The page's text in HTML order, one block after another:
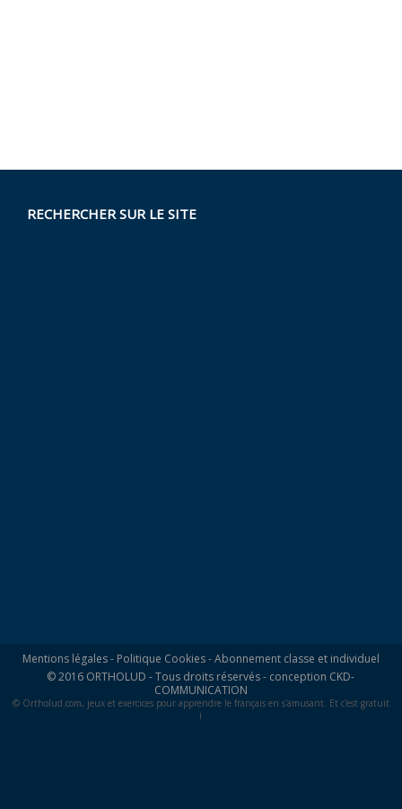
RECHERCHER SUR LE SITE
Mentions légales- Politique Cookies-Abonnement classe et individuel
© 2016 ORTHOLUD - Tous droits réservés - conception CKD-
COMMUNICATION
© Ortholud.com, jeux et exercices pour apprendre le français en s'amusant. Et c'est gratuit
!